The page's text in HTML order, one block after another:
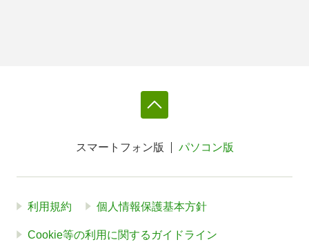
スマートフォン版 パソコン版
利用規約 個人情報保護基本方針
Cookie等の利用に関するガイドライン